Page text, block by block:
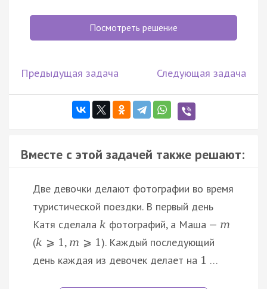
Посмотреть решение
Предыдущая задача Следующая задача
Вместе с этой задачей также решают:
Две девочки делают фотографии во время
туристической поездки. В первый день
Катя сделала k фотографий, а Маша — m
(k ⩾ 1 , m ⩾ 1). Каждый последующий
день каждая из девочек делает на 1 …